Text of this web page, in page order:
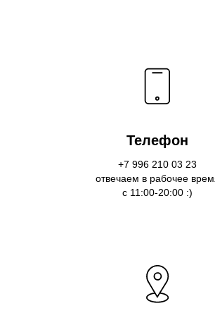
Телефон
+7 996 210 03 23
отвечаем в рабочее
с 11:00-20:00 :)